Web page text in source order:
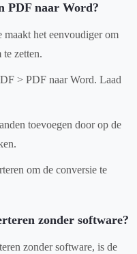
PDF naar Word?
het eenvoudiger om
zetten.
> PDF naar Word. Laad
toevoegen door op de
om de conversie te
zonder software?
zonder software, is de